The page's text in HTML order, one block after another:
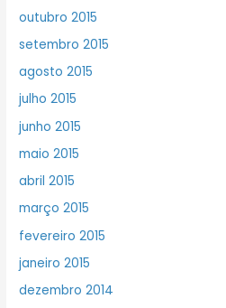
outubro 2015
setembro 2015
agosto 2015
julho 2015
junho 2015
maio 2015
abril 2015
março 2015
fevereiro 2015
janeiro 2015
dezembro 2014